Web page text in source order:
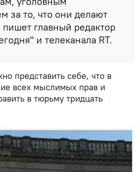
за то, что они делают
главный редактор
и телеканала RT.
представить себе, что в
всех мыслимых прав и
в тюрьму тридцать